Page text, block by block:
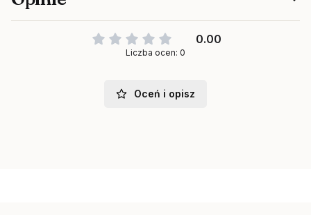
0.00
Liczba ocen: 0
Oceń i opisz